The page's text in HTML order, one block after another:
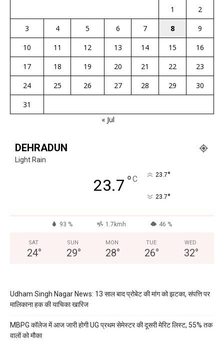
1
2
3
4 5 6 7 8
9
10
11 12 13 14 15
16
17
18 19 20 21 22
23
24
25 26 27 28 29
30
31
« Jul
DEHRADUN
Light Rain
23.7 °C 23.7°
23.7°
93 % 1.7kmh 46 %
SAT
24°
SUN
29°
MON
28°
TUE
26°
WED
32°
Udham Singh Nagar News: 13 साल बाद प्रोबेट की मांग को झटका, संपत्ति पर
मालिकाना हक की याचिका खारिज
MBPG कॉलेज में आज जारी होगी UG प्रथम सेमेस्टर की दूसरी मेरिट लिस्ट, 55% तक
वालों को मौका